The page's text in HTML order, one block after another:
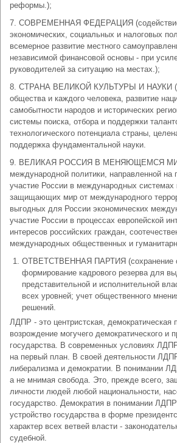
реформы.);
7. СОВРЕМЕННАЯ ФЕДЕРАЦИЯ (содействие
экономических, социальных и налоговых
всемерное развитие местного
независимой финансовой основы - при
руководителей за ситуацию на местах.);
8. СТРАНА ВЕЛИКОЙ КУЛЬТУРЫ И НАУКИ
общества и каждого человека, развитие
самобытности народов и исторических
системы поиска, отбора и поддержки
технологического потенциала страны,
поддержка фундаментальной науки.
9. ВЕЛИКАЯ РОССИЯ В МЕНЯЮЩЕМСЯ
международной политики, направленной
участие России в международных системах
защищающих мир от международного
выгодных для России экономических
участие России в процессах европейской
интересов российских граждан,
международных общественных и
ОТВЕТСТВЕННАЯ ПАРТИЯ (сохранение
формирование кадрового резерва для
представительной и исполнительной
всех уровней; учет общественного
решений.
ЛДПР - это центристская, демократическая
возрождение могучего демократического и
государства. В современных условиях
на первый план. В своей деятельности
либерализма и демократии. В понимании
а не мнимая свобода. Это, прежде всего,
личности людей любой национальности,
государство. Демократия в понимании
устройство государства в форме
характер всех ветвей власти -
судебной.